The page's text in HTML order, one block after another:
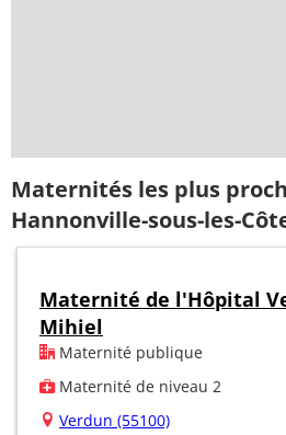
Maternités les plus
Hannonville-sous-les-
Maternité de l'Hôpital
Mihiel
Maternité publique
Maternité de niveau 2
Verdun (55100)